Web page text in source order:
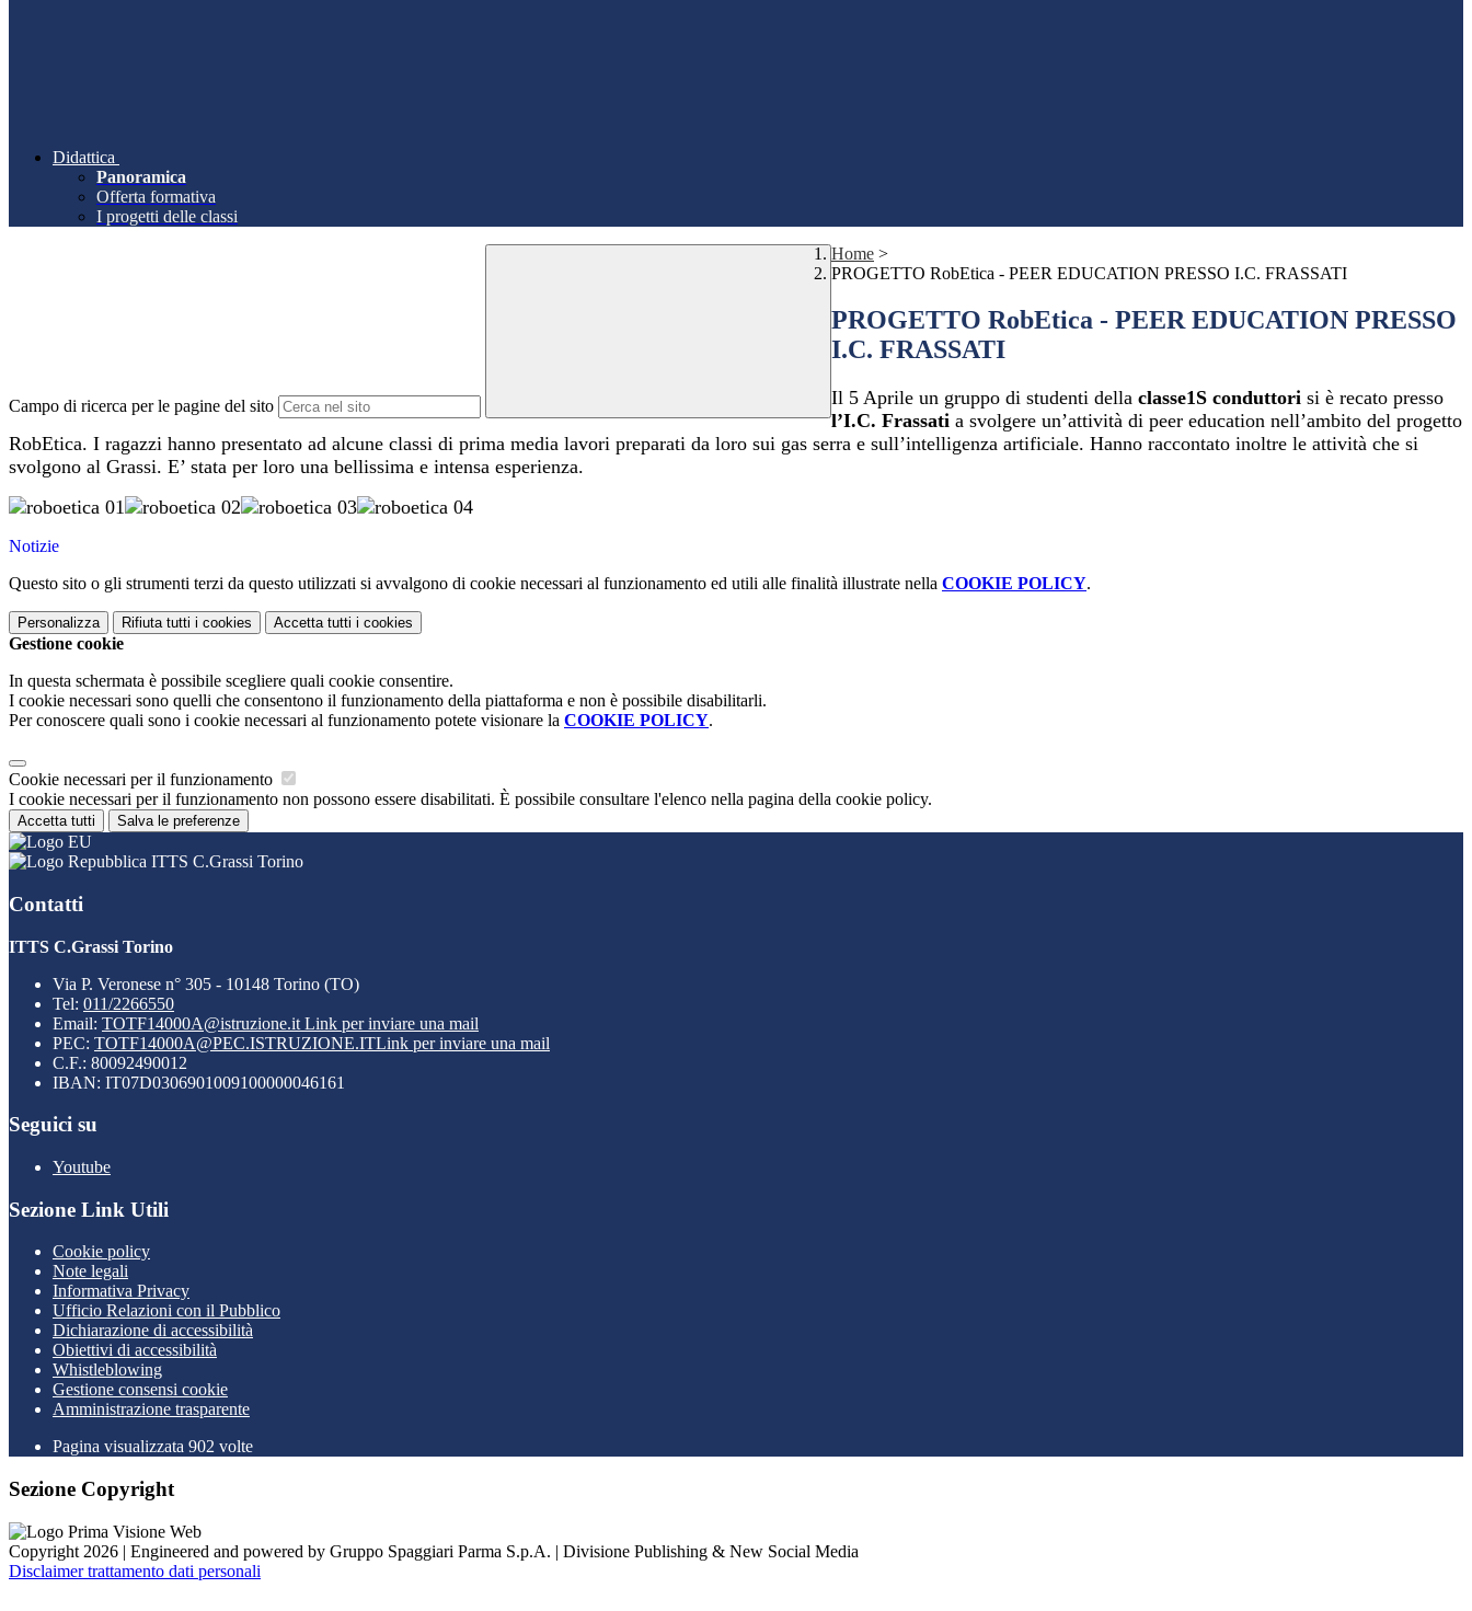
Didattica
Panoramica
Offerta formativa
I progetti delle classi
Campo di ricerca per le pagine del sito
Home >
PROGETTO RobEtica - PEER EDUCATION PRESSO I.C. FRASSATI
PROGETTO RobEtica - PEER EDUCATION PRESSO
I.C. FRASSATI
Il 5 Aprile un gruppo di studenti della classe1S conduttori si è recato presso
l’I.C. Frassati a svolgere un’attività di peer education nell’ambito del progetto
RobEtica. I ragazzi hanno presentato ad alcune classi di prima media lavori preparati da loro sui gas serra e sull’intelligenza artificiale. Hanno raccontato inoltre le attività che si
svolgono al Grassi. E’ stata per loro una bellissima e intensa esperienza.
Notizie
Questo sito o gli strumenti terzi da questo utilizzati si avvalgono di cookie necessari al funzionamento ed utili alle finalità illustrate nella COOKIE POLICY.
Personalizza Rifiuta tutti i cookies Accetta tutti i cookies
Gestione cookie
In questa schermata è possibile scegliere quali cookie consentire.
I cookie necessari sono quelli che consentono il funzionamento della piattaforma e non è possibile disabilitarli.
Per conoscere quali sono i cookie necessari al funzionamento potete visionare la COOKIE POLICY.
Cookie necessari per il funzionamento
I cookie necessari per il funzionamento non possono essere disabilitati. È possibile consultare l'elenco nella pagina della cookie policy.
Accetta tutti Salva le preferenze
ITTS C.Grassi Torino
Contatti
ITTS C.Grassi Torino
Via P. Veronese n° 305 - 10148 Torino (TO)
Tel: 011/2266550
Email: TOTF14000A@istruzione.it Link per inviare una mail
PEC: TOTF14000A@PEC.ISTRUZIONE.ITLink per inviare una mail
C.F.: 80092490012
IBAN: IT07D0306901009100000046161
Seguici su
Youtube
Sezione Link Utili
Cookie policy
Note legali
Informativa Privacy
Ufficio Relazioni con il Pubblico
Dichiarazione di accessibilità
Obiettivi di accessibilità
Whistleblowing
Gestione consensi cookie
Amministrazione trasparente
Pagina visualizzata 902 volte
Sezione Copyright
Copyright 2026 | Engineered and powered by Gruppo Spaggiari Parma S.p.A. | Divisione Publishing & New Social Media
Disclaimer trattamento dati personali